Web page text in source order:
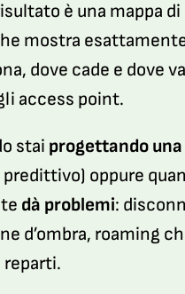
è una mappa di
mostra
dove cade e dove
access point.
stai progettando
predittivo) oppure
dà problemi:
d’ombra, roaming